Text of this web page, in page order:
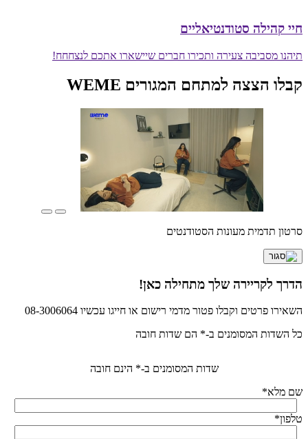
חיי קהילה סטודנטיאליים
תיהנו מסביבה צעירה ותכירו חברים שיישארו אתכם לנצחחח!
קבלו הצצה למתחם המגורים WEME
סרטון תדמית מעונות הסטודנטים
הדרך לקריירה שלך מתחילה כאן!
השאירו פרטים וקבלו פטור מדמי רישום או חייגו עכשיו 08-3006064
כל השדות המסומנים ב-* הם שדות חובה
שדות המסומנים ב-* הינם חובה
שם מלא*
טלפון*